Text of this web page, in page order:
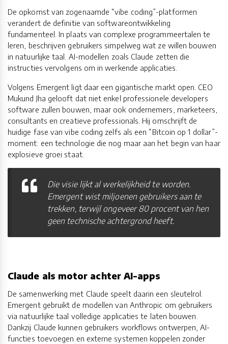
De opkomst van zogenaamde “vibe coding”-platformen
verandert de definitie van softwareontwikkeling
fundamenteel. In plaats van complexe programmeertalen te
leren, beschrijven gebruikers simpelweg wat ze willen bouwen
in natuurlijke taal. AI-modellen zoals Claude zetten die
instructies vervolgens om in werkende applicaties.
Volgens Emergent ligt daar een gigantische markt open. CEO
Mukund Jha gelooft dat niet enkel professionele developers
software zullen bouwen, maar ook ondernemers, marketeers,
consultants en creatieve professionals. Hij omschrijft de
huidige fase van vibe coding zelfs als een “Bitcoin op 1 dollar”-
moment: een technologie die nog maar aan het begin van haar
explosieve groei staat.
Die visie lijkt al werkelijkheid te worden.
Emergent wist miljoenen gebruikers aan te
trekken, terwijl ongeveer 80 procent van hen
geen technische achtergrond heeft.
Claude als motor achter AI-apps
De samenwerking met Claude speelt daarin een sleutelrol.
Emergent gebruikt de modellen van Anthropic om gebruikers
via natuurlijke taal volledige applicaties te laten bouwen.
Dankzij Claude kunnen gebruikers workflows ontwerpen, AI-
functies toevoegen en externe systemen koppelen zonder